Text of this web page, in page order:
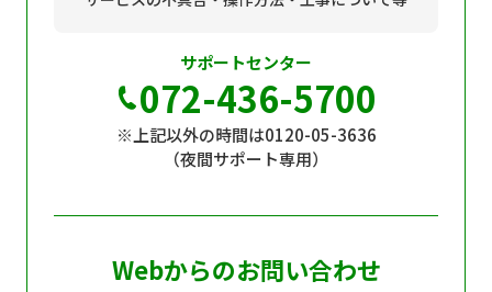
サポートセンター
072-436-5700
※上記以外の時間は0120-05-3636
（夜間サポート専用）
Webからのお問い合わせ